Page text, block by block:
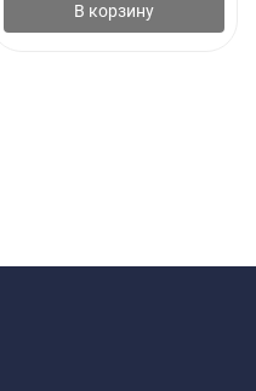
В корзину